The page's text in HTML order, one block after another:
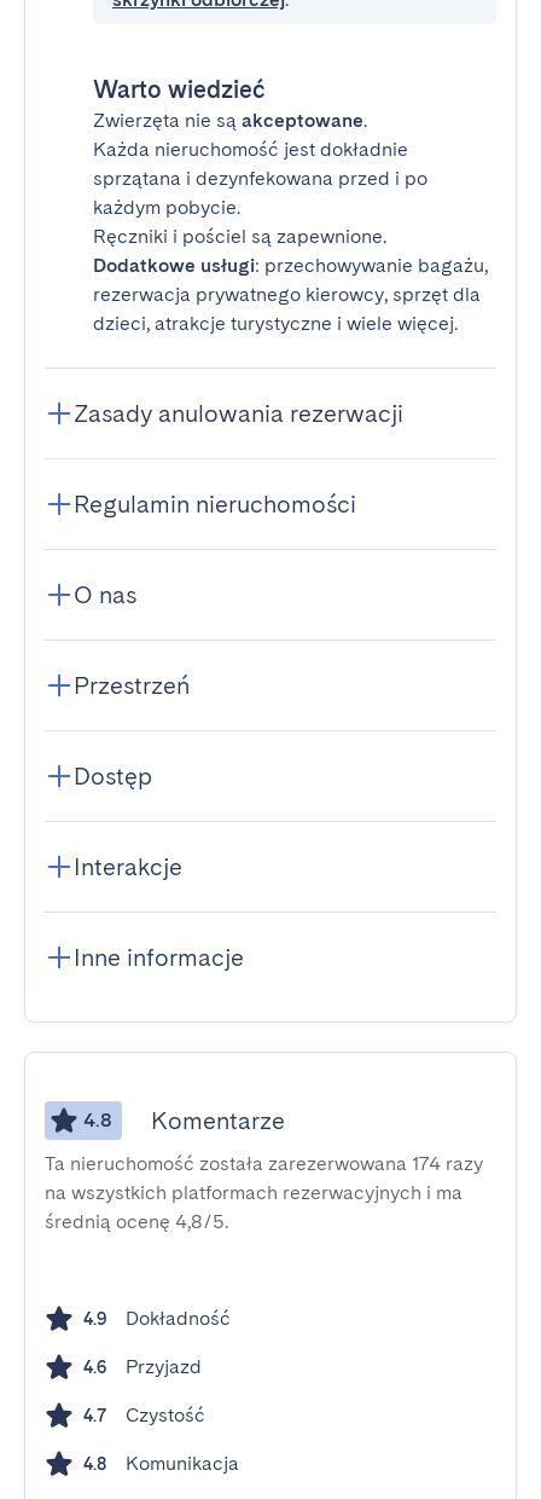
Warto wiedzieć
Zwierzęta nie są akceptowane.
Każda nieruchomość jest dokładnie
sprzątana i dezynfekowana przed i po
każdym pobycie.
Ręczniki i pościel są zapewnione.
Dodatkowe usługi: przechowywanie bagażu,
rezerwacja prywatnego kierowcy, sprzęt dla
dzieci, atrakcje turystyczne i wiele więcej.
Zasady anulowania rezerwacji
Regulamin nieruchomości
O nas
Przestrzeń
Dostęp
Interakcje
Inne informacje
4.8 Komentarze
Ta nieruchomość została zarezerwowana 174 razy
na wszystkich platformach rezerwacyjnych i ma
średnią ocenę 4,8/5.
4.9 Dokładność
4.6 Przyjazd
4.7 Czystość
4.8 Komunikacja